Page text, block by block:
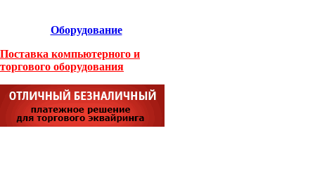
Оборудование
Поставка компьютерного и
торгового оборудования